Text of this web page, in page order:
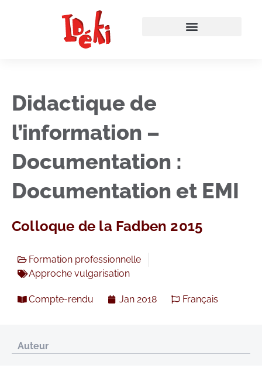
Didactique de
l’information –
Documentation :
Documentation et EMI
Colloque de la Fadben 2015
Formation professionnelle
Approche vulgarisation
Compte-rendu Jan 2018 Français
Auteur